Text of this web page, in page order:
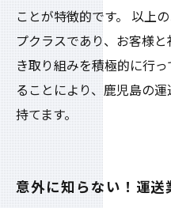
ことが特徴的です。 以上
プクラスであり、お客様
き取り組みを積極的に行
ることにより、鹿児島の
持てます。
意外に知らない！運送